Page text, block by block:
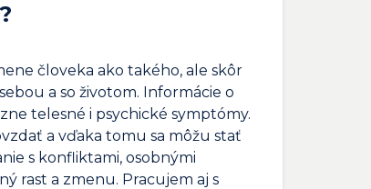
človeka ako takého, ale skôr
a so životom. Informácie o
telesné i psychické symptómy.
a vďaka tomu sa môžu stať
s konfliktami, osobnými
rast a zmenu. Pracujem aj s